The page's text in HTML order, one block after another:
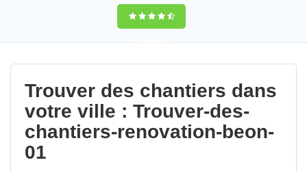
9,5(100%)73
votes
Trouver des chantiers dans
votre ville : Trouver-des-
chantiers-renovation-beon-
01